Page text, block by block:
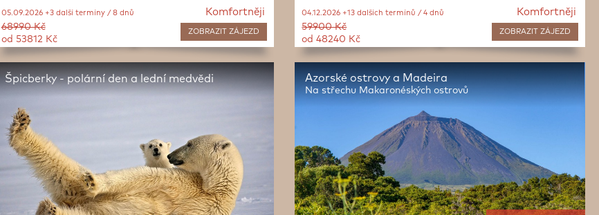
Komfortněji
ZOBRAZITZÁJEZD
05.09.2026 +3 další termíny / 8 dnů
68990 Kč
od 53812 Kč
Komfortněji
ZOBRAZIT ZÁJEZD
04.12.2026 +13 dalších termínů / 4 dnů
59900 Kč
od 48240 Kč
Špicberky - polární den a lední medvědi Azorské ostrovy a Madeira
Na střechu Makaronéských ostrovů